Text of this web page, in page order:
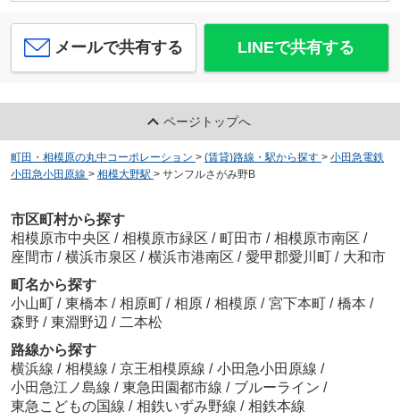
メールで共有する LINEで共有する
ページトップへ
町田・相模原の丸中コーポレーション > (賃貸)路線・駅から探す > 小田急電鉄
小田急小田原線 > 相模大野駅 > サンフルさがみ野B
市区町村から探す
相模原市中央区 / 相模原市緑区 / 町田市 / 相模原市南区 /
座間市 / 横浜市泉区 / 横浜市港南区 / 愛甲郡愛川町 / 大和市
町名から探す
小山町 / 東橋本 / 相原町 / 相原 / 相模原 / 宮下本町 / 橋本 /
森野 / 東淵野辺 / 二本松
路線から探す
横浜線 / 相模線 / 京王相模原線 / 小田急小田原線 /
小田急江ノ島線 / 東急田園都市線 / ブルーライン /
東急こどもの国線 / 相鉄いずみ野線 / 相鉄本線